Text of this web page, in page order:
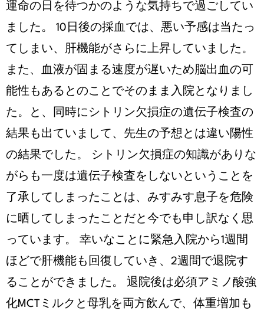
運命の日を待つかのような気持ちで過ごしてい
ました。 10日後の採血では、悪い予感は当たっ
てしまい、肝機能がさらに上昇していました。
また、血液が固まる速度が遅いため脳出血の可
能性もあるとのことでそのまま入院となりまし
た。と、同時にシトリン欠損症の遺伝子検査の
結果も出ていまして、先生の予想とは違い陽性
の結果でした。 シトリン欠損症の知識がありな
がらも一度は遺伝子検査をしないということを
了承してしまったことは、みすみす息子を危険
に晒してしまったことだと今でも申し訳なく思
っています。 幸いなことに緊急入院から1週間
ほどで肝機能も回復していき、2週間で退院す
ることができました。 退院後は必須アミノ酸強
化MCTミルクと母乳を両方飲んで、体重増加も